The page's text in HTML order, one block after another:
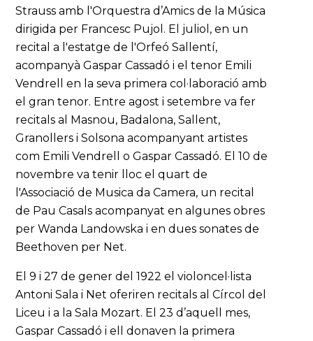
Strauss amb l'Orquestra d’Amics de la Música
dirigida per Francesc Pujol. El juliol, en un
recital a l'estatge de l'Orfeó Sallentí,
acompanyà Gaspar Cassadó i el tenor Emili
Vendrell en la seva primera col·laboració amb
el gran tenor. Entre agost i setembre va fer
recitals al Masnou, Badalona, Sallent,
Granollers i Solsona acompanyant artistes
com Emili Vendrell o Gaspar Cassadó. El 10 de
novembre va tenir lloc el quart de
l'Associació de Musica da Camera, un recital
de Pau Casals acompanyat en algunes obres
per Wanda Landowska i en dues sonates de
Beethoven per Net.
El 9 i 27 de gener del 1922 el violoncel·lista
Antoni Sala i Net oferiren recitals al Círcol del
Liceu i a la Sala Mozart. El 23 d’aquell mes,
Gaspar Cassadó i ell donaven la primera